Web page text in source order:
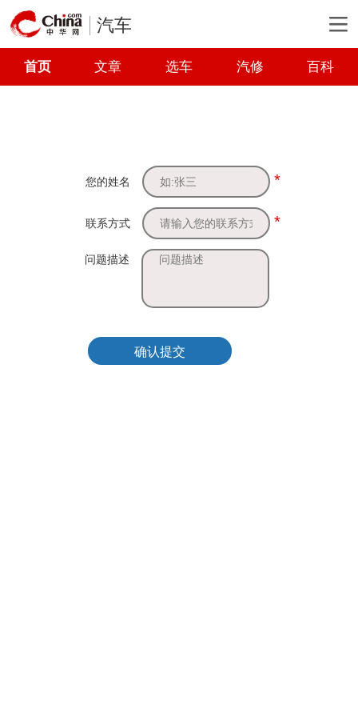
汽车
首页 文章 选车 汽修 百科
您的姓名 *
联系方式 *
问题描述
确认提交